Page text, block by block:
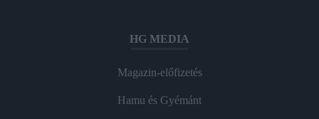
HG MEDIA
Magazin-előfizetés
Hamu és Gyémánt